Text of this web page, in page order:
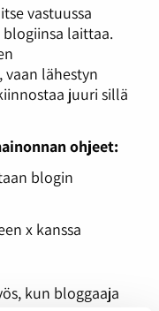
vastuussa
laittaa.
lähestyn
juuri sillä
ohjeet:
blogin
x kanssa
kun bloggaaja